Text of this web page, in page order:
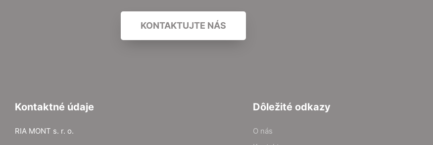
KONTAKTUJTE NÁS
Kontaktné údaje
RIA MONT s. r. o.
Dôležité odkazy
O nás